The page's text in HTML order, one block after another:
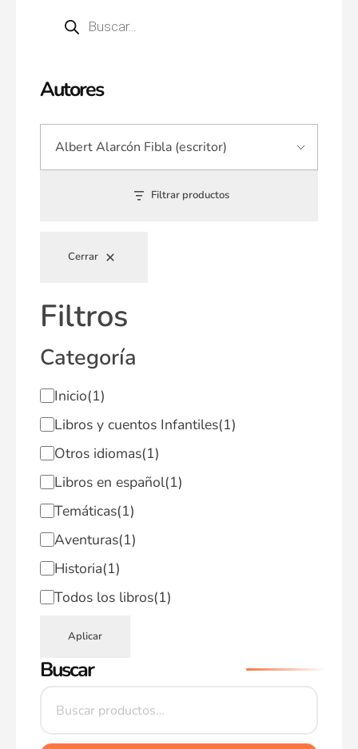
Autores
Filtrar productos
Cerrar
Filtros
Categoría
Inicio(1)
Libros y cuentos Infantiles(1)
Otros idiomas(1)
Libros en español(1)
Temáticas(1)
Aventuras(1)
Historia(1)
Todos los libros(1)
Aplicar
Buscar